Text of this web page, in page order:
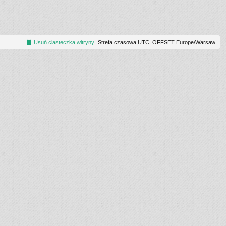
Strefa czasowa UTC_OFFSET Europe/Warsaw
Usuń ciasteczka witryny